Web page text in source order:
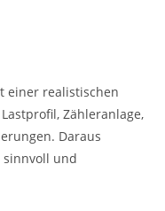
einer realistischen
Zähleranlage,
Daraus
sinnvoll und